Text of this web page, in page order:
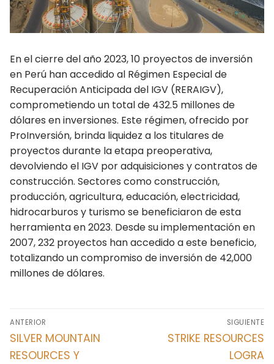
CONSEJOS DEPARTAMENTALES
Amazonas
Ancash Chimbote
Ancash Huaraz
Apurímac
Arequipa
Ayacucho
Cajamarca
Callao
Cusco
Huancavelica
Ica
Junín
En el cierre del año 2023, 10 proyectos de inversión
en Perú han accedido al Régimen Especial de
Recuperación Anticipada del IGV (RERAIGV),
comprometiendo un total de 432.5 millones de
dólares en inversiones. Este régimen, ofrecido por
ProInversión, brinda liquidez a los titulares de
proyectos durante la etapa preoperativa,
devolviendo el IGV por adquisiciones y contratos de
construcción. Sectores como construcción,
producción, agricultura, educación, electricidad,
hidrocarburos y turismo se beneficiaron de esta
herramienta en 2023. Desde su implementación en
2007, 232 proyectos han accedido a este beneficio,
totalizando un compromiso de inversión de 42,000
millones de dólares.
Navegación
de
entradas
ANTERIOR
Entrada
anterior:
SILVER MOUNTAIN
RESOURCES Y
SIGUIENTE
Entrada
STRIKE RESOURCES
LOGRA